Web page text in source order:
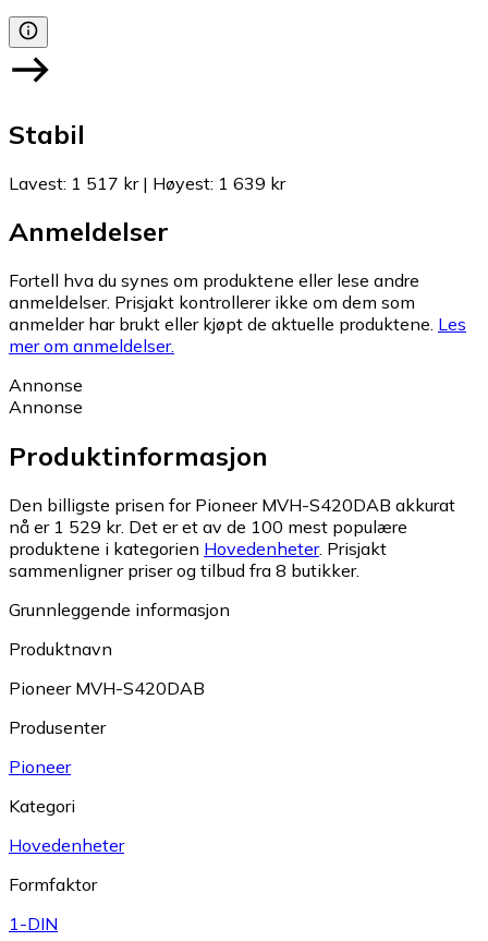
Stabil
Lavest: 1 517 kr| Høyest: 1 639 kr
Anmeldelser
Fortell hva du synes om produktene eller lese andre
anmeldelser. Prisjakt kontrollerer ikke om dem som
anmelder har brukt eller kjøpt de aktuelle produktene. Les
mer om anmeldelser.
Annonse
Annonse
Produktinformasjon
Den billigste prisen for Pioneer MVH-S420DAB akkurat
nå er 1 529 kr. Det er et av de 100 mest populære
produktene i kategorien Hovedenheter. Prisjakt
sammenligner priser og tilbud fra 8 butikker.
Grunnleggende informasjon
Produktnavn
Pioneer MVH-S420DAB
Produsenter
Pioneer
Kategori
Hovedenheter
Formfaktor
1-DIN